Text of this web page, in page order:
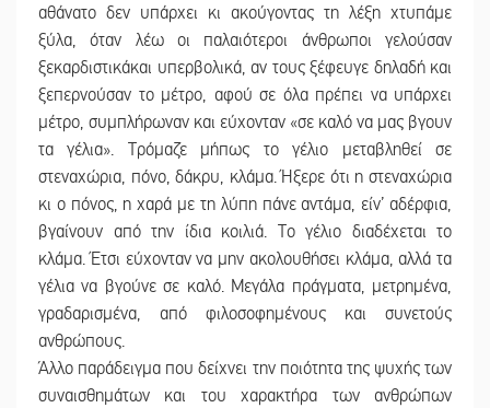
αθάνατο δεν υπάρχει κι ακούγοντας τη λέξη χτυπάμε
ξύλα, όταν λέω οι παλαιότεροι άνθρωποι γελούσαν
ξεκαρδιστικάκαι υπερβολικά, αν τους ξέφευγε δηλαδή και
ξεπερνούσαν το μέτρο, αφού σε όλα πρέπει να υπάρχει
μέτρο, συμπλήρωναν και εύχονταν «σε καλό να μας βγουν
τα γέλια». Τρόμαζε μήπως το γέλιο μεταβληθεί σε
στεναχώρια, πόνο, δάκρυ, κλάμα. Ήξερε ότι η στεναχώρια
κι ο πόνος, η χαρά με τη λύπη πάνε αντάμα, είν’ αδέρφια,
βγαίνουν από την ίδια κοιλιά. Το γέλιο διαδέχεται το
κλάμα. Έτσι εύχονταν να μην ακολουθήσει κλάμα, αλλά τα
γέλια να βγούνε σε καλό. Μεγάλα πράγματα, μετρημένα,
γραδαρισμένα, από φιλοσοφημένους και συνετούς
ανθρώπους.
Άλλο παράδειγμα που δείχνει την ποιότητα της ψυχής των
συναισθημάτων και του χαρακτήρα των ανθρώπων